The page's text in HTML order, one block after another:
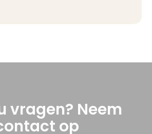
vragen? Neem
op